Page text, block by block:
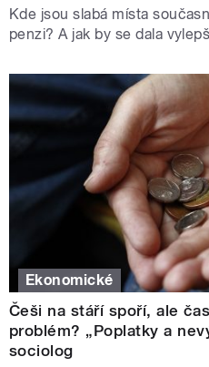
Kde jsou slabá místa
penzi? A jak by se dala
Ekonomické
Češi na stáří spoří, ale
problém? „Poplatky a
sociolog